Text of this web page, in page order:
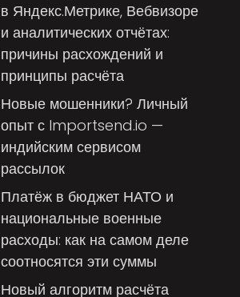
в Яндекс.Метрике, Вебвизоре
и аналитических отчётах:
причины расхождений и
принципы расчёта
Новые мошенники? Личный
опыт с Importsend.io —
индийским сервисом
рассылок
Платёж в бюджет НАТО и
национальные военные
расходы: как на самом деле
соотносятся эти суммы
Новый алгоритм расчёта